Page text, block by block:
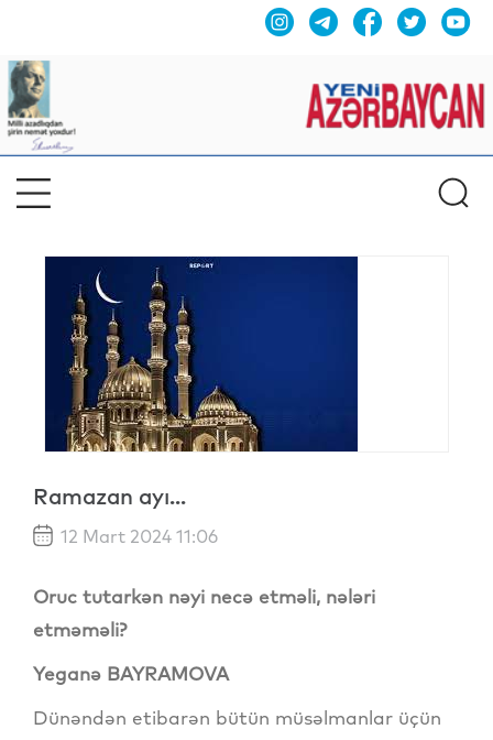
Ramazan ayı...
12 Mart 2024 11:06
Oruc tutarkən nəyi necə etməli, nələri
etməməli?
Yeganə BAYRAMOVA
Dünəndən etibarən bütün müsəlmanlar üçün